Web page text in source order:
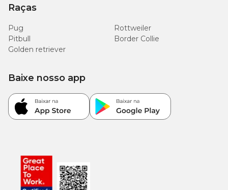
Raças
Pug
Rottweiler
Pitbull
Border Collie
Golden retriever
Baixe nosso app